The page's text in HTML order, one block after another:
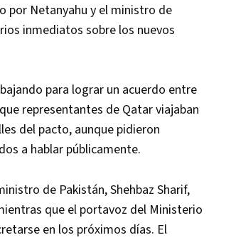
por Netanyahu y el ministro de
inmediatos sobre los nuevos
para lograr un acuerdo entre
representantes de Qatar viajaban
del pacto, aunque pidieron
a hablar públicamente.
de Pakistán, Shehbaz Sharif,
que el portavoz del Ministerio
en los próximos días. El